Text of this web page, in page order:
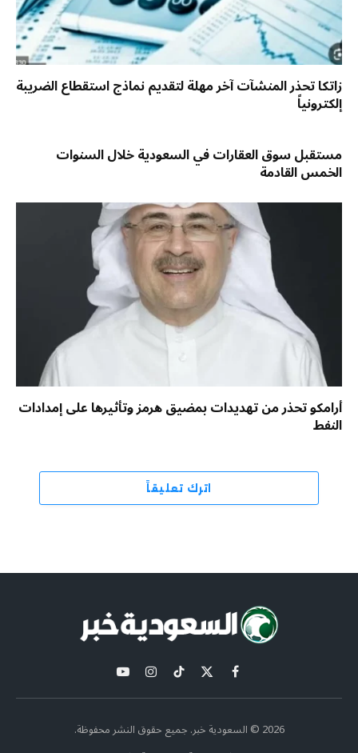
زاتكا تحذر المنشآت آخر مهلة لتقديم نماذج استقطاع الضريبة
إلكترونياً
مستقبل سوق العقارات في السعودية خلال السنوات
الخمس القادمة
أرامكو تحذر من تهديدات بمضيق هرمز وتأثيرها على إمدادات
النفط
اترك تعليقاً
فيسبوك
X
(Twitter)
تيكتوكالانستغراميوتيوب
2026 © السعودية خبر. جميع حقوق النشر محفوظة.